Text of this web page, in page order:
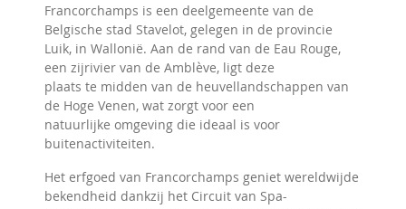
Francorchamps is een deelgemeente van de
Belgische stad Stavelot, gelegen in de provincie
Luik, in Wallonië. Aan de rand van de Eau Rouge,
een zijrivier van de Amblève, ligt deze
plaats te midden van de heuvellandschappen van
de Hoge Venen, wat zorgt voor een
natuurlijke omgeving die ideaal is voor
buitenactiviteiten.
Het erfgoed van Francorchamps geniet wereldwijde
bekendheid dankzij het Circuit van Spa-